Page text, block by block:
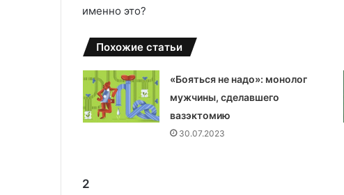
именно это?
Похожие статьи
«Бояться не надо»: монолог
мужчины, сделавшего
вазэктомию
30.07.2023
2